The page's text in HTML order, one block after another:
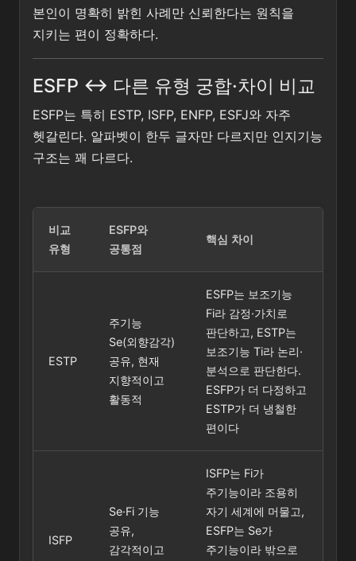
본인이 명확히 밝힌 사례만 신뢰한다는 원칙을
지키는 편이 정확하다.
ESFP ↔ 다른 유형 궁합·차이 비교
ESFP는 특히 ESTP, ISFP, ENFP, ESFJ와 자주
헷갈린다. 알파벳이 한두 글자만 다르지만 인지기능
구조는 꽤 다르다.
비교
유형
ESFP와
공통점
핵심 차이
ESTP
주기능
Se(외향감각)
공유, 현재
지향적이고
활동적
ESFP는 보조기능
Fi라 감정·가치로
판단하고, ESTP는
보조기능 Ti라 논리·
분석으로 판단한다.
ESFP가 더 다정하고
ESTP가 더 냉철한
편이다
ISFP
Se·Fi 기능
공유,
감각적이고
ISFP는 Fi가
주기능이라 조용히
자기 세계에 머물고,
ESFP는 Se가
주기능이라 밖으로